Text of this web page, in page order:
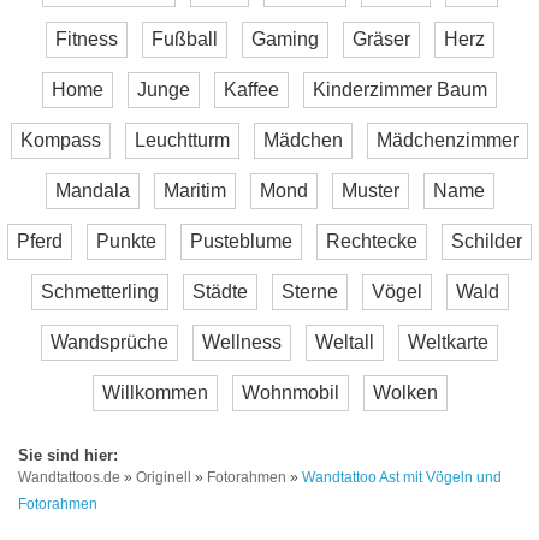
Fitness Fußball Gaming Gräser Herz
Home Junge Kaffee Kinderzimmer Baum
Kompass Leuchtturm Mädchen Mädchenzimmer
Mandala Maritim Mond Muster Name
Pferd Punkte Pusteblume Rechtecke Schilder
Schmetterling Städte Sterne Vögel Wald
Wandsprüche Wellness Weltall Weltkarte
Willkommen Wohnmobil Wolken
Wandtattoos.de » Originell » Fotorahmen » Wandtattoo Ast mit Vögeln und
Fotorahmen